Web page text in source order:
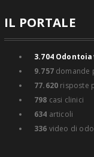
IL PORTALE
3.704
9.757domande
77.620 risposte
798 casi clinici
634 articoli
336 video di